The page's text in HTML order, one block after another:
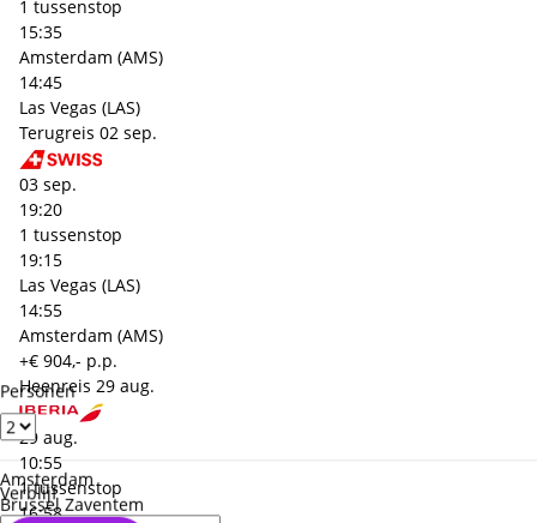
Personen
Verblijf
Amsterdam
Brussel Zaventem
1 tussenstop
15:35
Amsterdam (AMS)
14:45
Las Vegas (LAS)
Terugreis 02 sep.
03 sep.
19:20
1 tussenstop
19:15
Las Vegas (LAS)
14:55
Amsterdam (AMS)
+€ 904,- p.p.
Heenreis 29 aug.
29 aug.
10:55
1 tussenstop
16:58